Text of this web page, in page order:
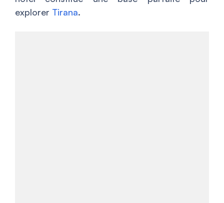
explorer Tirana.